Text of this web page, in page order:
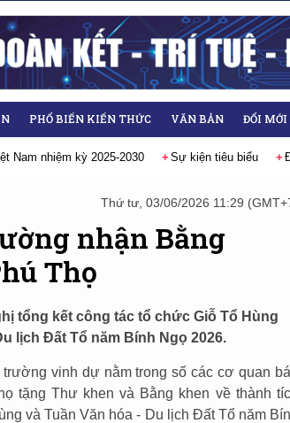
PHỔ BIẾN KIẾN THỨC VĂN BẢN ĐỔI MỚI
Đại hội Liên hiệp các Hội Khoa học và Kỹ thuật Việt
Thứ tư, 03/06/2026 11:29
nhận Bằng
Thọ
tổng kết công tác tổ chức Giỗ Tổ Hùng
lịch Đất Tổ năm Bính Ngọ 2026.
vinh dự nằm trong số các cơ quan
tặng Thư khen và Bằng khen về thành
và Tuần Văn hóa - Du lịch Đất Tổ năm